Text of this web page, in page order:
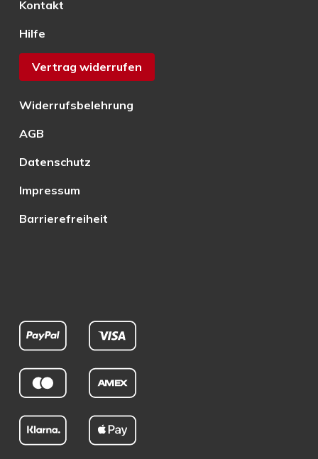
Kontakt
Hilfe
Vertrag widerrufen
Widerrufsbelehrung
AGB
Datenschutz
Impressum
Barrierefreiheit